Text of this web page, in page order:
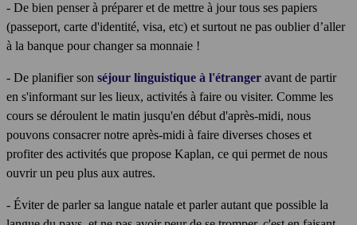
- De bien penser à préparer et de mettre à jour tous ses papiers
(passeport, carte d'identité, visa, etc) et surtout ne pas oublier d’aller
à la banque pour changer sa monnaie !
- De planifier son séjour linguistique à l'étranger avant de partir
en s'informant sur les lieux, activités à faire ou visiter. Comme les
cours se déroulent le matin jusqu'en début d'après-midi, nous
pouvons consacrer notre après-midi à faire diverses choses et
profiter des activités que propose Kaplan, ce qui permet de nous
ouvrir un peu plus aux autres.
- Éviter de parler sa langue natale et parler autant que possible la